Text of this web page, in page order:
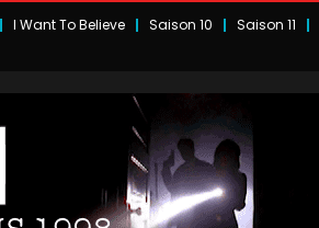
I Want To Believe Saison 10 Saison 11